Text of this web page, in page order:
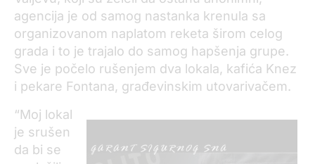
agencija je od samog nastanka krenula sa
organizovanom naplatom reketa širom celog
grada i to je trajalo do samog hapšenja grupe.
Sve je počelo rušenjem dva lokala, kafića Knez
i pekare Fontana, građevinskim utovarivačem.
“Moj lokal
je srušen
da bi se